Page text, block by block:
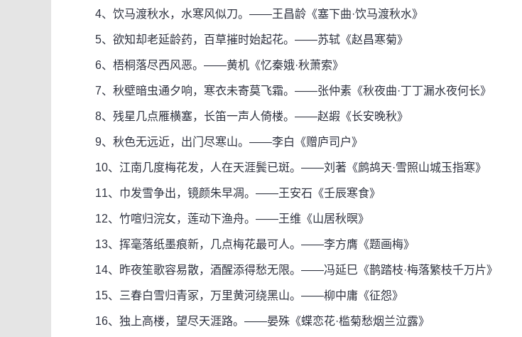
4、饮马渡秋水，水寒风似刀。——王昌龄《塞下曲·饮马渡秋水》
5、欲知却老延龄药，百草摧时始起花。——苏轼《赵昌寒菊》
6、梧桐落尽西风恶。——黄机《忆秦娥·秋萧索》
7、秋壁暗虫通夕响，寒衣未寄莫飞霜。——张仲素《秋夜曲·丁丁漏水夜何长》
8、残星几点雁横塞，长笛一声人倚楼。——赵嘏《长安晚秋》
9、秋色无远近，出门尽寒山。——李白《赠庐司户》
10、江南几度梅花发，人在天涯鬓已斑。——刘著《鹧鸪天·雪照山城玉指寒》
11、巾发雪争出，镜颜朱早凋。——王安石《壬辰寒食》
12、竹喧归浣女，莲动下渔舟。——王维《山居秋暝》
13、挥毫落纸墨痕新，几点梅花最可人。——李方膺《题画梅》
14、昨夜笙歌容易散，酒醒添得愁无限。——冯延巳《鹊踏枝·梅落繁枝千万片》
15、三春白雪归青冢，万里黄河绕黑山。——柳中庸《征怨》
16、独上高楼，望尽天涯路。——晏殊《蝶恋花·槛菊愁烟兰泣露》